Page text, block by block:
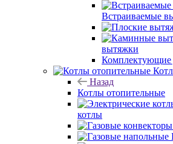
Встраиваемые
вытяжки
Комплектующие
Назад
Котлы отопительные
котлы